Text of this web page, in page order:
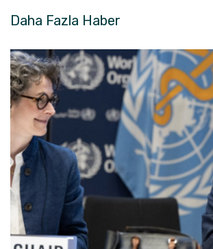
Daha Fazla Haber